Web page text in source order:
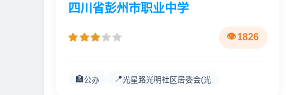
四川省彭州市职业中学
1826
🏫公办 📍光星路光明社区居委会(光